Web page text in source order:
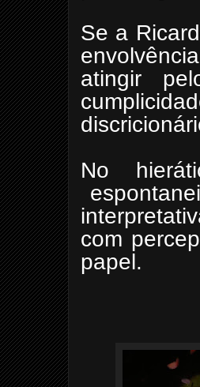
Se a
atingir
No
com
papel.